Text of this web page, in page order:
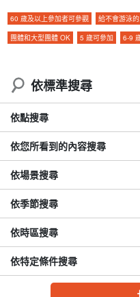
建議：
◆行程靈活，可選擇上午或
◆ 輕微的波浪點，讓您不
◆ 無暇休息！體驗釣魚的樂
為了您的安全，我們也提供
⬇︎ 這也很受歡迎！這
【石垣島／約
種與大魚！
參加！（
60 歲及以上參加者可參觀 給不會游泳
團體和大型團體 OK
5 歲可參加 6-9
依標準搜尋
依點搜尋
依您所看到的內容搜尋
依場景搜尋
依季節搜尋
依時區搜尋
依特定條件搜尋